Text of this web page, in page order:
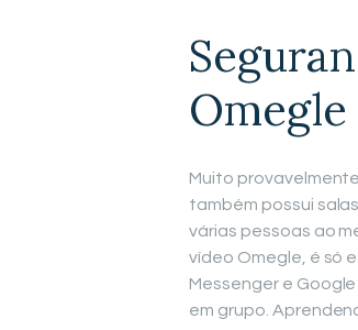
Omegle
Muito
também possui
várias pessoas ao
vídeo Omegle, é só
Messenger e
em grupo.